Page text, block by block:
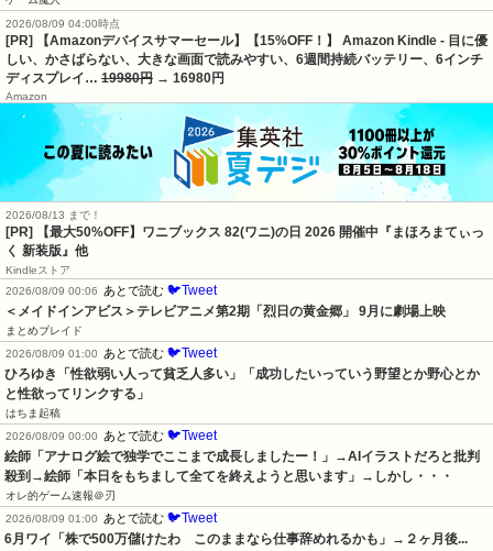
2026/08/09 04:00時点
[PR] 【Amazonデバイスサマーセール】【15%OFF！】 Amazon Kindle - 目に優
しい、かさばらない、大きな画面で読みやすい、6週間持続バッテリー、6インチ
ディスプレイ… 19980円 → 16980円
Amazon
2026/08/13 まで！
[PR]
【最大50%OFF】ワニブックス 82(ワニ)の日 2026 開催中『まほろまてぃっ
く 新装版』他
Kindleストア
2026/08/09 00:06
あとで読む 🐦Tweet
＜メイドインアビス＞テレビアニメ第2期「烈日の黄金郷」 9月に劇場上映
まとめブレイド
2026/08/09 01:00
あとで読む 🐦Tweet
ひろゆき「性欲弱い人って貧乏人多い」「成功したいっていう野望とか野心とか
と性欲ってリンクする」
はちま起稿
2026/08/09 00:00
あとで読む 🐦Tweet
絵師「アナログ絵で独学でここまで成長しましたー！」→AIイラストだろと批判
殺到→絵師「本日をもちまして全てを終えようと思います」→しかし・・・
オレ的ゲーム速報＠刃
2026/08/09 01:00
あとで読む 🐦Tweet
6月ワイ「株で500万儲けたわ　このままなら仕事辞めれるかも」→２ヶ月後...